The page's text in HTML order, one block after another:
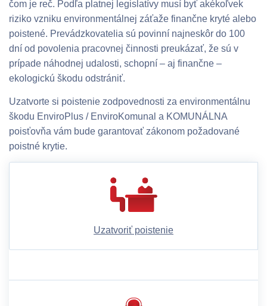
čom je reč. Podľa platnej legislatívy musí byť akékoľvek
riziko vzniku environmentálnej záťaže finančne kryté alebo
poistené. Prevádzkovatelia sú povinní najneskôr do 100
dní od povolenia pracovnej činnosti preukázať, že sú v
prípade náhodnej udalosti, schopní – aj finančne –
ekologickú škodu odstrániť.
Uzatvorte si poistenie zodpovednosti za environmentálnu
škodu EnviroPlus / EnviroKomunal a KOMUNÁLNA
poisťovňa vám bude garantovať zákonom požadované
poistné krytie.
Uzatvoriť poistenie